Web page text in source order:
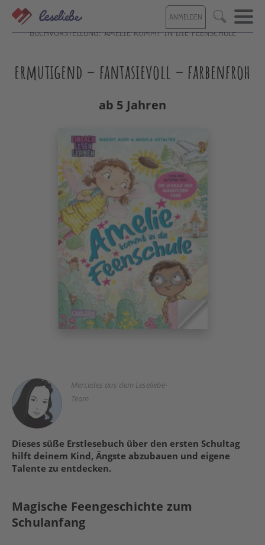
Direkt
zum
Inhalt
ANMELDEN Suche
BUCHVORSTELLUNG: AMELIE KOMMT IN DIE FEENSCHULE
ermutigend – fantasievoll – farbenfroh
ab 5 Jahren
Mercedes aus dem Leseliebe-
Team
Dieses süße Erstlesebuch über den ersten Schultag
hilft deinem Kind, Ängste abzubauen und eigene
Talente zu entdecken.
Magische Feengeschichte zum
Schulanfang